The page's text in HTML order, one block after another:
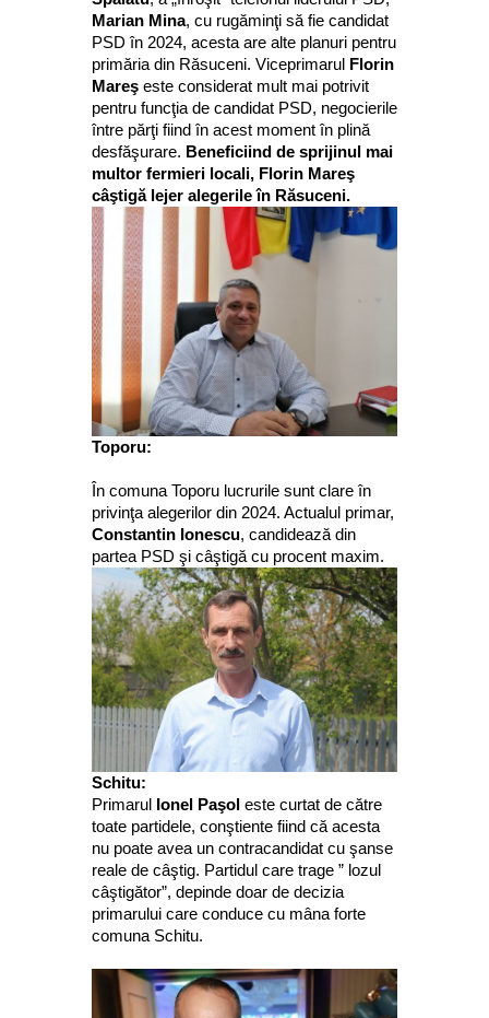
Marian Mina, cu rugăminţi să fie candidat
PSD în 2024, acesta are alte planuri pentru
primăria din Răsuceni. Viceprimarul Florin
Mareş este considerat mult mai potrivit
pentru funcţia de candidat PSD, negocierile
între părţi fiind în acest moment în plină
desfăşurare. Beneficiind de sprijinul mai
multor fermieri locali, Florin Mareş
câştigă lejer alegerile în Răsuceni.
Toporu:
În comuna Toporu lucrurile sunt clare în
privinţa alegerilor din 2024. Actualul primar,
Constantin Ionescu, candidează din
partea PSD şi câştigă cu procent maxim.
Schitu:
Primarul Ionel Paşol este curtat de către
toate partidele, conştiente fiind că acesta
nu poate avea un contracandidat cu şanse
reale de câştig. Partidul care trage ” lozul
câştigător”, depinde doar de decizia
primarului care conduce cu mâna forte
comuna Schitu.